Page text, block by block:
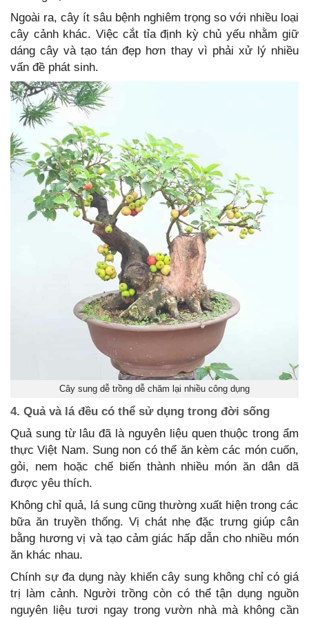
Ngoài ra, cây ít sâu bệnh nghiêm trọng so với nhiều loại
cây cảnh khác. Việc cắt tỉa định kỳ chủ yếu nhằm giữ
dáng cây và tạo tán đẹp hơn thay vì phải xử lý nhiều
vấn đề phát sinh.
Cây sung dễ trồng dễ chăm lại nhiều công dụng
4. Quả và lá đều có thể sử dụng trong đời sống
Quả sung từ lâu đã là nguyên liệu quen thuộc trong ẩm
thực Việt Nam. Sung non có thể ăn kèm các món cuốn,
gỏi, nem hoặc chế biến thành nhiều món ăn dân dã
được yêu thích.
Không chỉ quả, lá sung cũng thường xuất hiện trong các
bữa ăn truyền thống. Vị chát nhẹ đặc trưng giúp cân
bằng hương vị và tạo cảm giác hấp dẫn cho nhiều món
ăn khác nhau.
Chính sự đa dụng này khiến cây sung không chỉ có giá
trị làm cảnh. Người trồng còn có thể tận dụng nguồn
nguyên liệu tươi ngay trong vườn nhà mà không cần